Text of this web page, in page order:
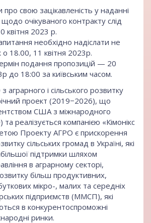
про свою зацікавленість у наданні
щодо очікуваного контракту слід
квітня 2023 р.
необхідно надіслати не
о 18.00, 11 квітня 2023р.
подання пропозицій — 20
до 18:00 за київським часом.
аграрного і сільського розвитку
проект (2019−2026), що
США з міжнародного
реалізується компанією «Кімонікс
Проекту АГРО є прискорення
сільських громад в Україні, які
підтримки шляхом
в аграрному секторі,
більш продуктивних,
мікро-, малих та середніх
підприємств (ММСП), які
в конкурентоспроможні
ринки.